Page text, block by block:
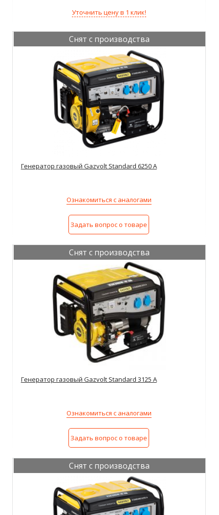
Уточнить цену в 1 клик!
Снят с производства
Генератор газовый Gazvolt Standard 6250 A
Ознакомиться с аналогами
Задать вопрос о товаре
Снят с производства
Генератор газовый Gazvolt Standard 3125 A
Ознакомиться с аналогами
Задать вопрос о товаре
Снят с производства